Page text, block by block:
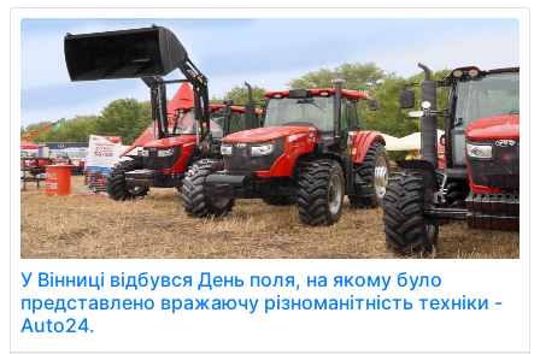
У Вінниці відбувся День поля, на якому було
представлено вражаючу різноманітність техніки -
Auto24.